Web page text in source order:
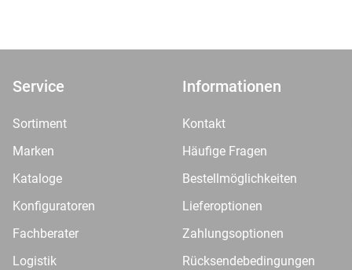
Service
Sortiment
Marken
Kataloge
Konfiguratoren
Fachberater
Logistik
Informationen
Kontakt
Häufige Fragen
Bestellmöglichkeiten
Lieferoptionen
Zahlungsoptionen
Rücksendebedingungen